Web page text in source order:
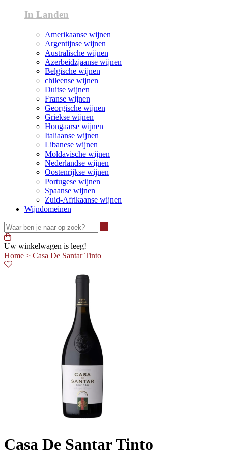
In Landen
Amerikaanse wijnen
Argentijnse wijnen
Australische wijnen
Azerbeidzjaanse wijnen
Belgische wijnen
chileense wijnen
Duitse wijnen
Franse wijnen
Georgische wijnen
Griekse wijnen
Hongaarse wijnen
Italiaanse wijnen
Libanese wijnen
Moldavische wijnen
Nederlandse wijnen
Oostenrijkse wijnen
Portugese wijnen
Spaanse wijnen
Zuid-Afrikaanse wijnen
Wijndomeinen
Uw winkelwagen is leeg!
Home > Casa De Santar Tinto
Casa De Santar Tinto